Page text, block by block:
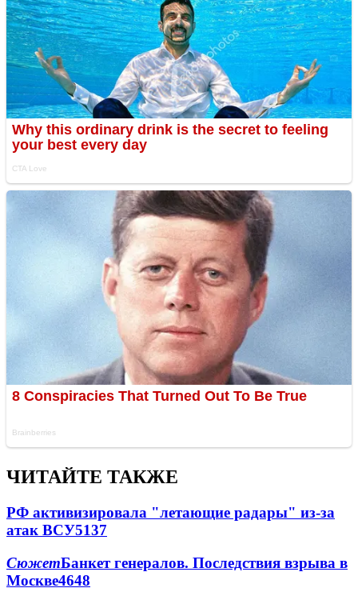
ЧИТАЙТЕ ТАКЖЕ
РФ активизировала "летающие радары" из-за
атак ВСУ5137
СюжетБанкет генералов. Последствия взрыва в
Москве4648